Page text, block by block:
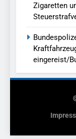
Zigaretten
eingereist/